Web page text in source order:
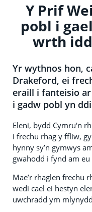
Y Prif
pobl i
wrth
Yr wythnos hon,
Drakeford, ei
eraill i fanteisio
i gadw pobl yn
Eleni, bydd Cymru'n
i frechu rhag y ffliw,
hynny sy’n gymwys
gwahodd i fynd am eu
Mae’r rhaglen frechu
wedi cael ei hestyn
uwchradd ym